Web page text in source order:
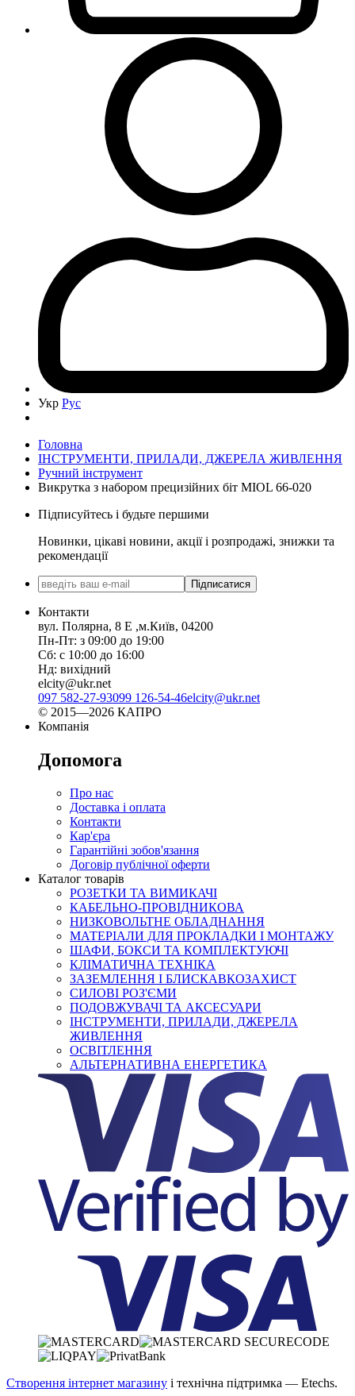
Укр Рус
Головна
ІНСТРУМЕНТИ, ПРИЛАДИ, ДЖЕРЕЛА ЖИВЛЕННЯ
Ручний інструмент
Викрутка з набором прецизійних біт MIOL 66-020
Підписуйтесь і будьте першими
Новинки, цікаві новини, акції і розпродажі, знижки та
рекомендації
Підписатися
Контакти
вул. Полярна, 8 Е ,м.Київ, 04200
Пн-Пт: з 09:00 до 19:00
Сб: с 10:00 до 16:00
Нд: вихідний
elcity@ukr.net
097 582-27-93099 126-54-46elcity@ukr.net
© 2015—2026 КАПРО
Компанія
Допомога
Про нас
Доставка і оплата
Контакти
Кар'єра
Гарантійні зобов'язання
Договір публічної оферти
Каталог товарів
РОЗЕТКИ ТА ВИМИКАЧІ
КАБЕЛЬНО-ПРОВІДНИКОВА
НИЗКОВОЛЬТНЕ ОБЛАДНАННЯ
МАТЕРІАЛИ ДЛЯ ПРОКЛАДКИ І МОНТАЖУ
ШАФИ, БОКСИ ТА КОМПЛЕКТУЮЧІ
КЛІМАТИЧНА ТЕХНІКА
ЗАЗЕМЛЕННЯ І БЛИСКАВКОЗАХИСТ
СИЛОВІ РОЗ'ЄМИ
ПОДОВЖУВАЧІ ТА АКСЕСУАРИ
ІНСТРУМЕНТИ, ПРИЛАДИ, ДЖЕРЕЛА
ЖИВЛЕННЯ
ОСВІТЛЕННЯ
АЛЬТЕРНАТИВНА ЕНЕРГЕТИКА
Створення інтернет магазину і технічна підтримка — Etechs.